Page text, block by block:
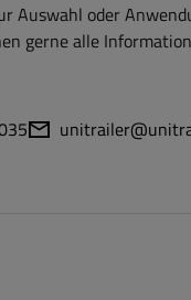
Auswahl oder
gerne alle